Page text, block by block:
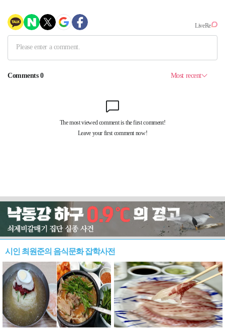
시인 최원준의 음식문화 잡학사전